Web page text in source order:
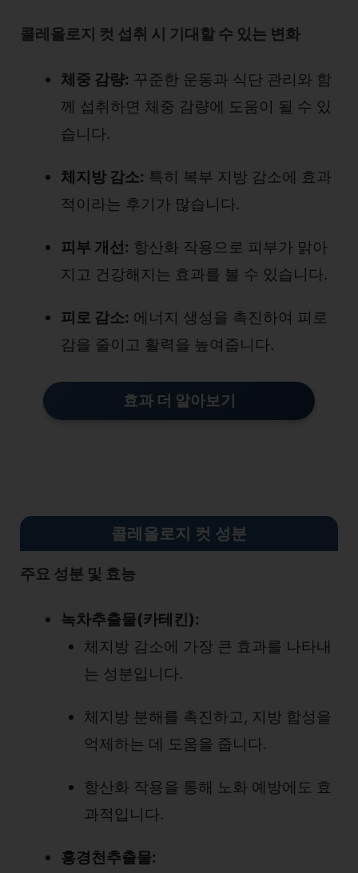
콜레올로지 컷 섭취 시 기대할 수 있는 변화
체중 감량: 꾸준한 운동과 식단 관리와 함
께 섭취하면 체중 감량에 도움이 될 수 있
습니다.
체지방 감소: 특히 복부 지방 감소에 효과
적이라는 후기가 많습니다.
피부 개선: 항산화 작용으로 피부가 맑아
지고 건강해지는 효과를 볼 수 있습니다.
피로 감소: 에너지 생성을 촉진하여 피로
감을 줄이고 활력을 높여줍니다.
효과 더 알아보기
콜레올로지 컷 성분
주요 성분 및 효능
녹차추출물(카테킨):
체지방 감소에 가장 큰 효과를 나타내
는 성분입니다.
체지방 분해를 촉진하고, 지방 합성을
억제하는 데 도움을 줍니다.
항산화 작용을 통해 노화 예방에도 효
과적입니다.
홍경천추출물: